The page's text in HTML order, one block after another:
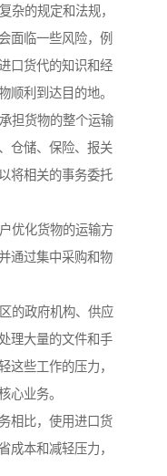
杂的规定和法规，
面临一些风险，例
口货代的知识和经
顺利到达目的地。
担货物的整个运输
仓储、保险、报关
将相关的事务委托
优化货物的运输方
通过集中采购和物
的政府机构、供应
理大量的文件和手
这些工作的压力，
心业务。
相比，使用进口货
成本和减轻压力，